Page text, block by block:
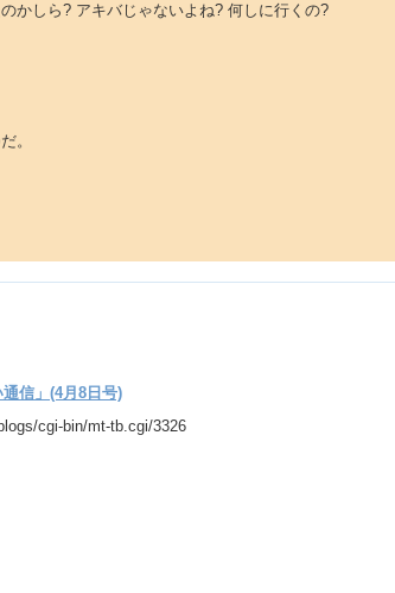
かしら? アキバじゃないよね? 何しに行くの?
。
信」(4月8日号)
cgi-bin/mt-tb.cgi/3326